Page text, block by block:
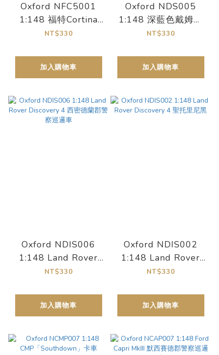
Oxford NFC5001
1:148 福特Cortina
Mk5 紅衣主教紅
NT$330
加入購物車
Oxford NDS005
1:148 深藍色戴姆勒
DS420豪華轎車
NT$330
加入購物車
Oxford NDIS006
1:148 Land Rover
Discovery 4 西密德蘭
NT$330
加入購物車
Oxford NDIS002
1:148 Land Rover
Discovery 4 聖托里尼
NT$330
加入購物車